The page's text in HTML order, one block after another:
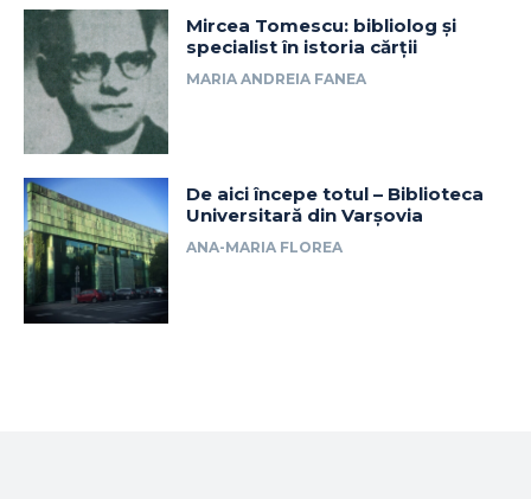
Mircea Tomescu: bibliolog și
specialist în istoria cărții
MARIA ANDREIA FANEA
De aici începe totul – Biblioteca
Universitară din Varșovia
ANA-MARIA FLOREA